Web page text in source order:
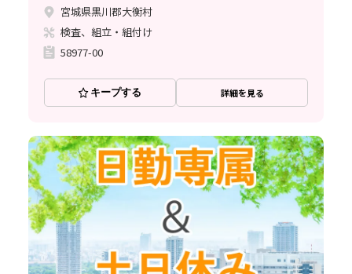
宮城県黒川郡大衡村
検査、組立・組付け
58977-00
キープする 詳細を見る